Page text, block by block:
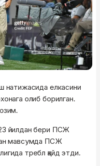
натижасида елкасини
олиб борилган.
йилдан бери ПСЖ
мавсумда ПСЖ
требл қайд этди.